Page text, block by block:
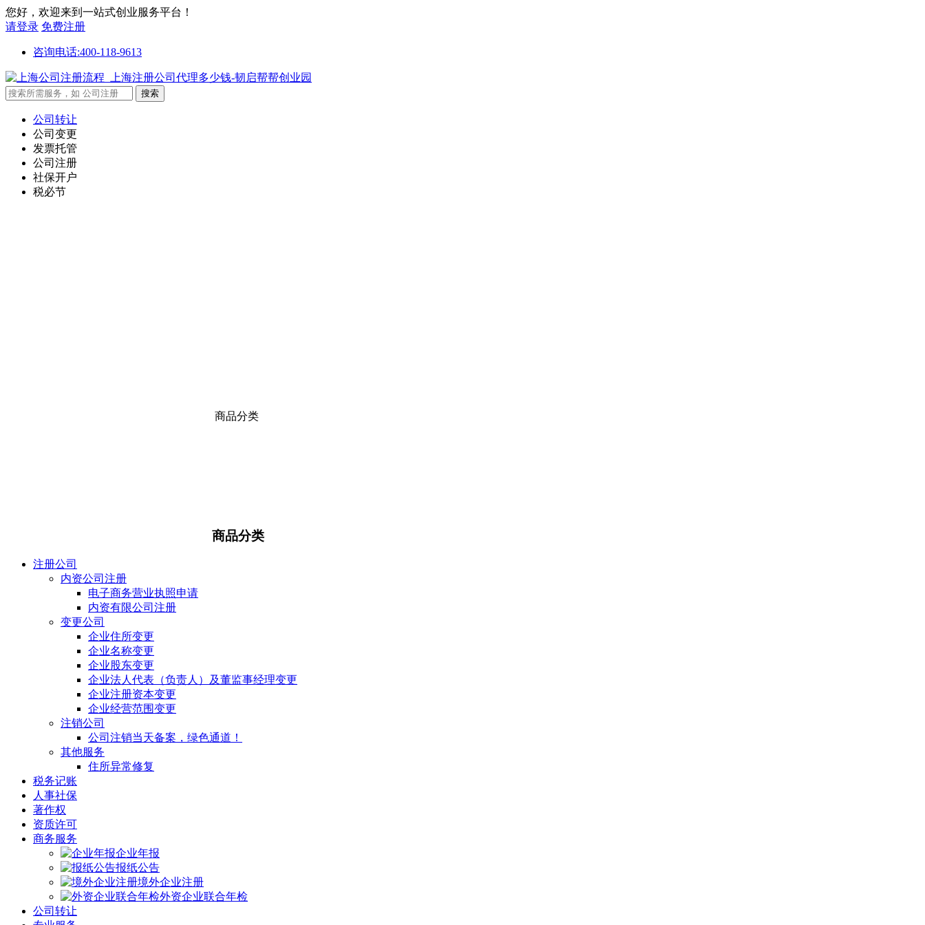
您好，欢迎来到一站式创业服务平台！
请登录 免费注册
咨询电话:400-118-9613
公司转让
公司变更
发票托管
公司注册
社保开户
税必节
商品分类
商品分类
注册公司
内资公司注册
电子商务营业执照申请
内资有限公司注册
变更公司
企业住所变更
企业名称变更
企业股东变更
企业法人代表（负责人）及董监事经理变更
企业注册资本变更
企业经营范围变更
注销公司
公司注销当天备案，绿色通道！
其他服务
住所异常修复
税务记账
人事社保
著作权
资质许可
商务服务
企业年报
报纸公告
境外企业注册
外资企业联合年检
公司转让